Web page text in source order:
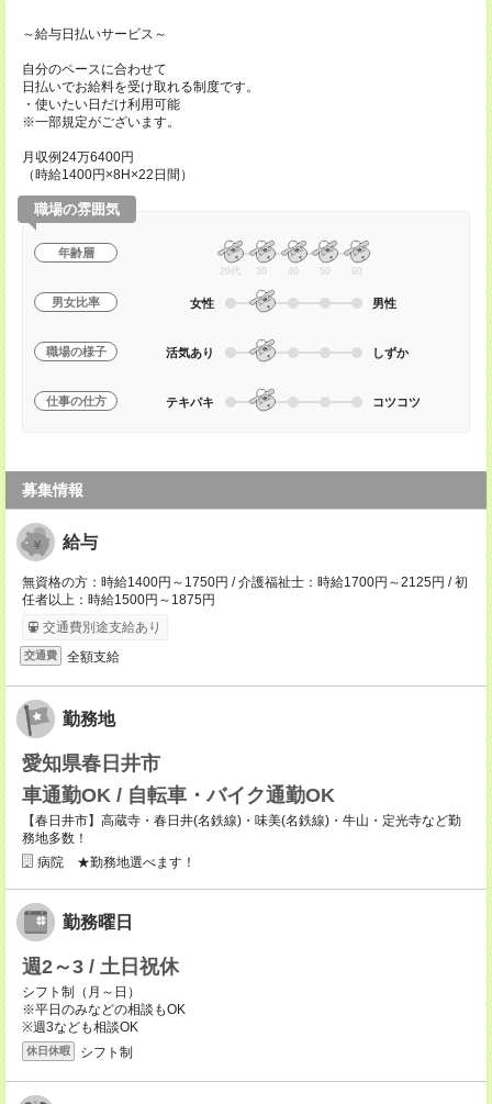
～給与日払いサービス～
自分のペースに合わせて
日払いでお給料を受け取れる制度です。
・使いたい日だけ利用可能
※一部規定がございます。
月収例24万6400円
（時給1400円×8H×22日間）
職場の雰囲気
年齢層
20代 30 40 50 60
男女比率 女性 男性
職場の様子 活気あり しずか
仕事の仕方 テキパキ コツコツ
募集情報
給与
無資格の方：時給1400円～1750円 / 介護福祉士：時給1700円～2125円 / 初
任者以上：時給1500円～1875円
交通費別途支給あり
交通費 全額支給
勤務地
愛知県春日井市
車通勤OK / 自転車・バイク通勤OK
【春日井市】高蔵寺・春日井(名鉄線)・味美(名鉄線)・牛山・定光寺など勤
務地多数！
病院 ★勤務地選べます！
勤務曜日
週2～3 / 土日祝休
シフト制（月～日）
※平日のみなどの相談もOK
※週3なども相談OK
休日休暇 シフト制